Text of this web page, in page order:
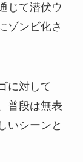
じて潜伏ウ
ゾンビ化さ
に対して
普段は無表
いシーンと